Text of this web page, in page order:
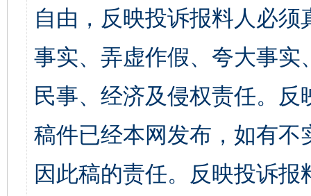
自由，反映投诉报料人必
事实、弄虚作假、夸大事
民事、经济及侵权责任。
稿件已经本网发布，如有
因此稿的责任。反映投诉